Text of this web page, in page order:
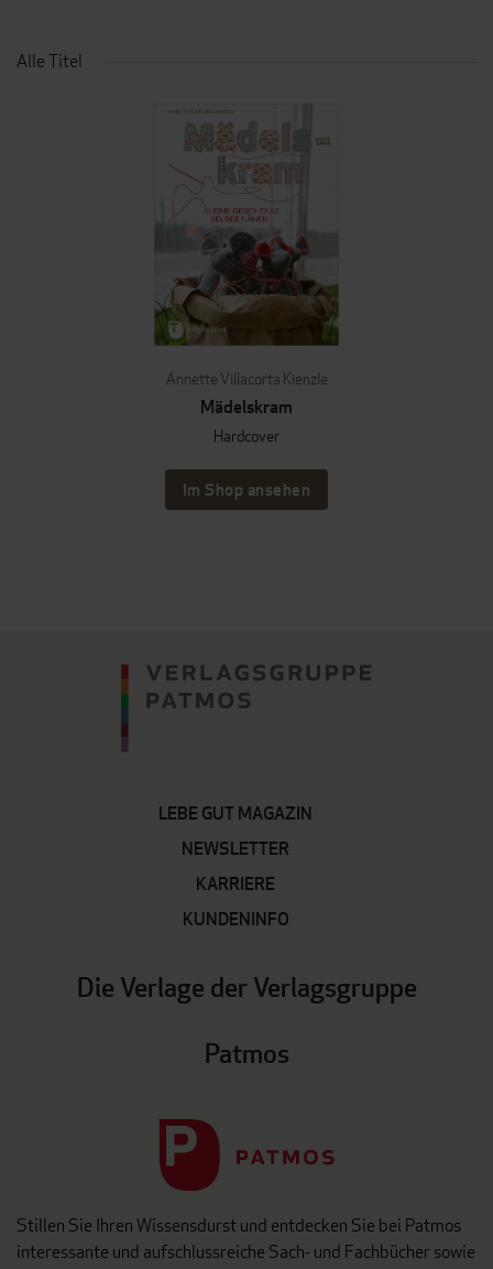
Alle Titel
Annette Villacorta Kienzle
Mädelskram
Hardcover
Im Shop ansehen
LEBE GUT MAGAZIN
NEWSLETTER
KARRIERE
KUNDENINFO
Die Verlage der Verlagsgruppe
Patmos
Stillen Sie Ihren Wissensdurst und entdecken Sie bei Patmos
interessante und aufschlussreiche Sach- und Fachbücher sowie